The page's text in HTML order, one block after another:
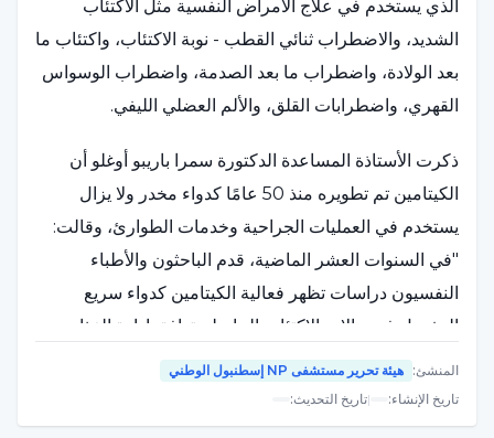
الذي يستخدم في علاج الأمراض النفسية مثل الاكتئاب
الشديد، والاضطراب ثنائي القطب - نوبة الاكتئاب، واكتئاب ما
بعد الولادة، واضطراب ما بعد الصدمة، واضطراب الوسواس
القهري، واضطرابات القلق، والألم العضلي الليفي.
ذكرت الأستاذة المساعدة الدكتورة سمرا باريبو أوغلو أن
الكيتامين تم تطويره منذ 50 عامًا كدواء مخدر ولا يزال
يستخدم في العمليات الجراحية وخدمات الطوارئ، وقالت:
"في السنوات العشر الماضية، قدم الباحثون والأطباء
النفسيون دراسات تظهر فعالية الكيتامين كدواء سريع
المفعول في حالات الاكتئاب الحاد. لم توافق إدارة الغذاء
والدواء الأمريكية حتى الآن على الاستخدام الروتيني لهذا
الدواء في علاج الاكتئاب، لذلك لا يزال يستخدم خارج
التسمية/دون وصفة طبية. ومع ذلك، نظرًا لأن التجارب
المنشئ: هيئة تحرير مستشفى NP إسطنبول الوطني
تاريخ الإنشاء:
|تاريخ التحديث: